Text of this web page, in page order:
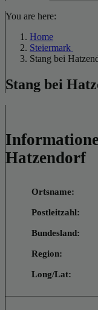
You are here:
Home
Steiermark
Stang bei
Stang bei
Hatzendorf
Ortsname:
Postleitzahl:
Bundesland:
Region:
Long/Lat: